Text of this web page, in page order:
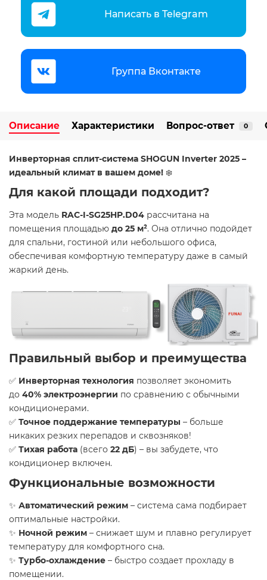
Написать в Telegram
Группа Вконтакте
Описание Характеристики Вопрос-ответ 0
Инверторная сплит-система SHOGUN Inverter 2025 –
идеальный климат в вашем доме! ️❄️
Для какой площади подходит?
Эта модель RAC-I-SG25HP.D04 рассчитана на
помещения площадью до 25 м². Она отлично подойдет
для спальни, гостиной или небольшого офиса,
обеспечивая комфортную температуру даже в самый
жаркий день.
Правильный выбор и преимущества
✅ Инверторная технология позволяет экономить
до 40% электроэнергии по сравнению с обычными
кондиционерами.
✅ Точное поддержание температуры – больше
никаких резких перепадов и сквозняков!
✅ Тихая работа (всего 22 дБ) – вы забудете, что
кондиционер включен.
Функциональные возможности
✨ Автоматический режим – система сама подбирает
оптимальные настройки.
✨ Ночной режим – снижает шум и плавно регулирует
температуру для комфортного сна.
✨ Турбо-охлаждение – быстро создает прохладу в
помещении.